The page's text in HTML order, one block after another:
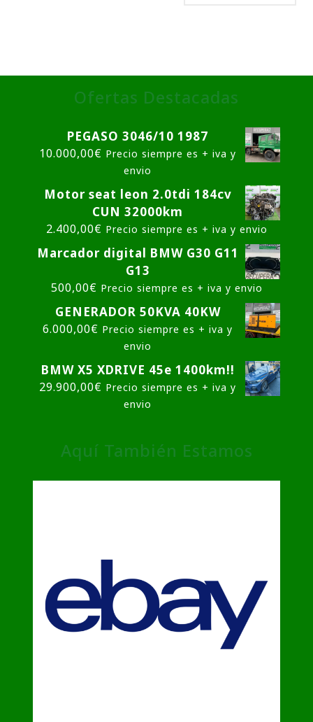
Ofertas Destacadas
PEGASO 3046/10 1987
10.000,00€ Precio siempre es + iva y
envio
Motor seat leon 2.0tdi 184cv
CUN 32000km
2.400,00€ Precio siempre es + iva y envio
Marcador digital BMW G30 G11
G13
500,00€ Precio siempre es + iva y envio
GENERADOR 50KVA 40KW
6.000,00€ Precio siempre es + iva y
envio
BMW X5 XDRIVE 45e 1400km!!
29.900,00€ Precio siempre es + iva y
envio
Aquí También Estamos